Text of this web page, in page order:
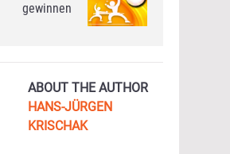
gewinnen
ABOUT THE AUTHOR
HANS-JÜRGEN
KRISCHAK